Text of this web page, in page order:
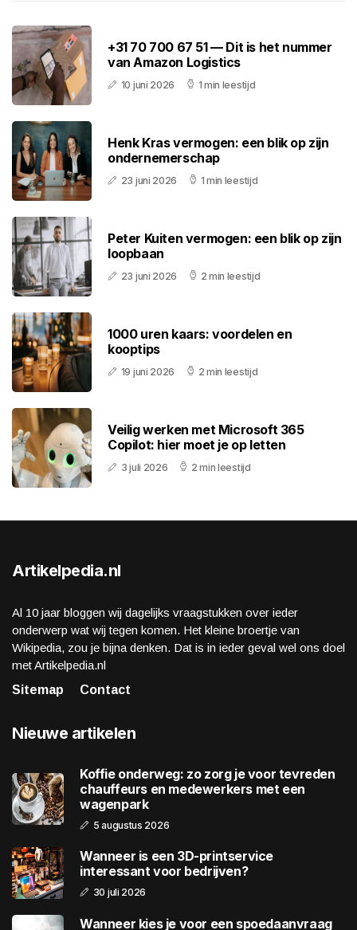
+31 70 700 67 51 — Dit is het nummer
van Amazon Logistics
10 juni 2026 1 min leestijd
Henk Kras vermogen: een blik op zijn
ondernemerschap
23 juni 2026 1 min leestijd
Peter Kuiten vermogen: een blik op zijn
loopbaan
23 juni 2026 2 min leestijd
1000 uren kaars: voordelen en
kooptips
19 juni 2026 2 min leestijd
Veilig werken met Microsoft 365
Copilot: hier moet je op letten
3 juli 2026 2 min leestijd
Artikelpedia.nl
Al 10 jaar bloggen wij dagelijks vraagstukken over ieder
onderwerp wat wij tegen komen. Het kleine broertje van
Wikipedia, zou je bijna denken. Dat is in ieder geval wel ons doel
met Artikelpedia.nl
Sitemap
Contact
Nieuwe artikelen
Koffie onderweg: zo zorg je voor tevreden
chauffeurs en medewerkers met een
wagenpark
5 augustus 2026
Wanneer is een 3D-printservice
interessant voor bedrijven?
30 juli 2026
Wanneer kies je voor een spoedaanvraag